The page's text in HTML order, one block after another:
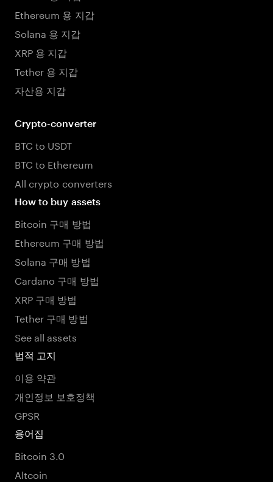
Ethereum 용 지갑
Solana 용 지갑
XRP 용 지갑
Tether 용 지갑
자산용 지갑
Crypto-converter
BTC to USDT
BTC to Ethereum
All crypto converters
How to buy assets
Bitcoin 구매 방법
Ethereum 구매 방법
Solana 구매 방법
Cardano 구매 방법
XRP 구매 방법
Tether 구매 방법
See all assets
법적 고지
이용 약관
개인정보 보호정책
GPSR
용어집
Bitcoin 3.0
Altcoin